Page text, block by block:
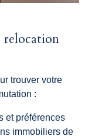
relocation
trouver votre
:
et préférences
immobiliers de